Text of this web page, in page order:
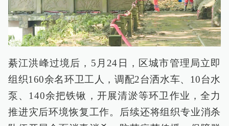
綦江洪峰过境后，5月24日，区城市管理局立即
组织160余名环卫工人，调配2台洒水车、10台水
泵、140余把铁锹，开展清淤等环卫作业，全力
推进灾后环境恢复工作。后续还将组织专业消杀